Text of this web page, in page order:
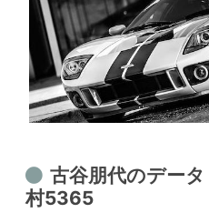
古谷朋代のデー
村5365